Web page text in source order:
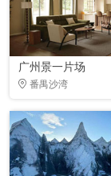
广州景一片场
番禺沙湾